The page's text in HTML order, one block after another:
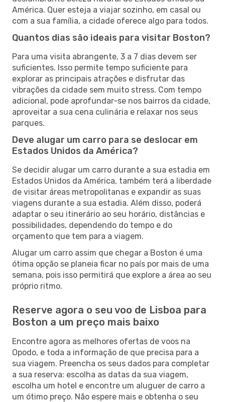
América. Quer esteja a viajar sozinho, em casal ou
com a sua família, a cidade oferece algo para todos.
Quantos dias são ideais para visitar Boston?
Para uma visita abrangente, 3 a 7 dias devem ser
suficientes. Isso permite tempo suficiente para
explorar as principais atrações e disfrutar das
vibrações da cidade sem muito stress. Com tempo
adicional, pode aprofundar-se nos bairros da cidade,
aproveitar a sua cena culinária e relaxar nos seus
parques.
Deve alugar um carro para se deslocar em
Estados Unidos da América?
Se decidir alugar um carro durante a sua estadia em
Estados Unidos da América, também terá a liberdade
de visitar áreas metropolitanas e expandir as suas
viagens durante a sua estadia. Além disso, poderá
adaptar o seu itinerário ao seu horário, distâncias e
possibilidades, dependendo do tempo e do
orçamento que tem para a viagem.
Alugar um carro assim que chegar a Boston é uma
ótima opção se planeia ficar no país por mais de uma
semana, pois isso permitirá que explore a área ao seu
próprio ritmo.
Reserve agora o seu voo de Lisboa para
Boston a um preço mais baixo
Encontre agora as melhores ofertas de voos na
Opodo, e toda a informação de que precisa para a
sua viagem. Preencha os seus dados para completar
a sua reserva: escolha as datas da sua viagem,
escolha um hotel e encontre um aluguer de carro a
um ótimo preço. Não espere mais e obtenha o seu